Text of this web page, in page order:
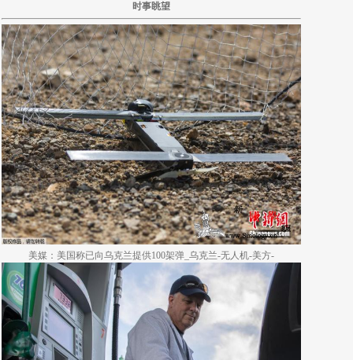
时事眺望
美媒：美国称已向乌克兰提供100架弹_乌克兰-无人机-美方-